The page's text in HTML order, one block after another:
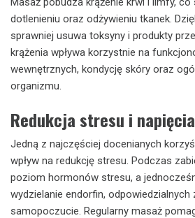
dotlenieniu oraz odżywieniu tkanek.
sprawniej usuwa toksyny i produkty
krążenia wpływa korzystnie na
wewnętrznych, kondycję skóry oraz
organizmu.
Redukcja stresu i
Jedną z najczęściej docenianych
wpływ na redukcję stresu. Podczas
poziom hormonów stresu, a
wydzielanie endorfin, odpowiedzialnych
samopoczucie. Regularny masaż